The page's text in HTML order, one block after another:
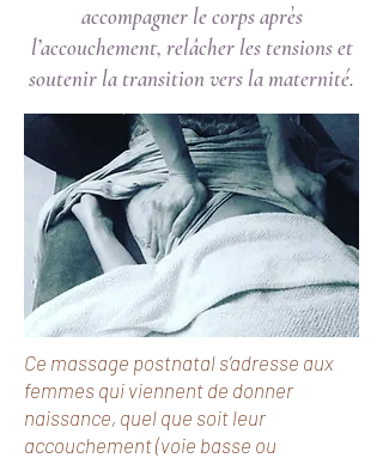
accompagner le corps après
l’accouchement, relâcher les tensions et
soutenir la transition vers la maternité.
Ce massage postnatal s’adresse aux
femmes qui viennent de donner
naissance, quel que soit leur
accouchement (voie basse ou